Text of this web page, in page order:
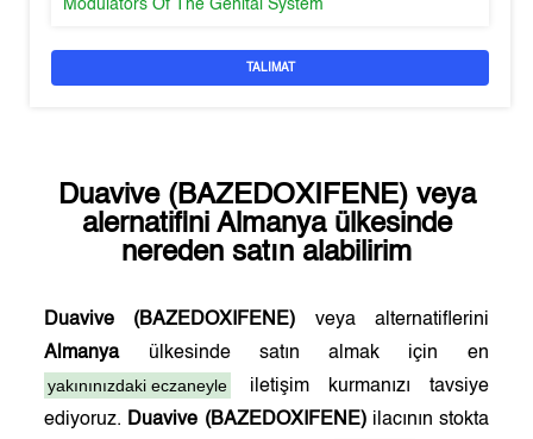
Modulators Of The Genital System
TALIMAT
Duavive (BAZEDOXIFENE)veya
alernatifini Almanyaülkesinde
nereden satın alabilirim
Duavive (BAZEDOXIFENE) veya alternatiflerini
Almanyaülkesinde satın almak için en
yakınınızdaki eczaneyle
iletişim kurmanızı tavsiye
ediyoruz. Duavive (BAZEDOXIFENE)ilacının stokta